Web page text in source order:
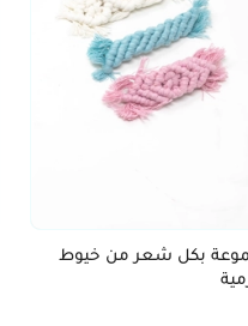
بكل شعر من خيوط